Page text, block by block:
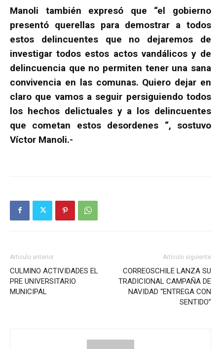
Manoli también expresó que “el gobierno
presentó querellas para demostrar a todos
estos delincuentes que no dejaremos de
investigar todos estos actos vandálicos y de
delincuencia que no permiten tener una sana
convivencia en las comunas. Quiero dejar en
claro que vamos a seguir persiguiendo todos
los hechos delictuales y a los delincuentes
que cometan estos desordenes “, sostuvo
Víctor Manoli.-
Artículo anterior
CULMINO ACTIVIDADES EL
PRE UNIVERSITARIO
MUNICIPAL
Artículo siguiente
CORREOSCHILE LANZA SU
TRADICIONAL CAMPAÑA DE
NAVIDAD “ENTREGA CON
SENTIDO”